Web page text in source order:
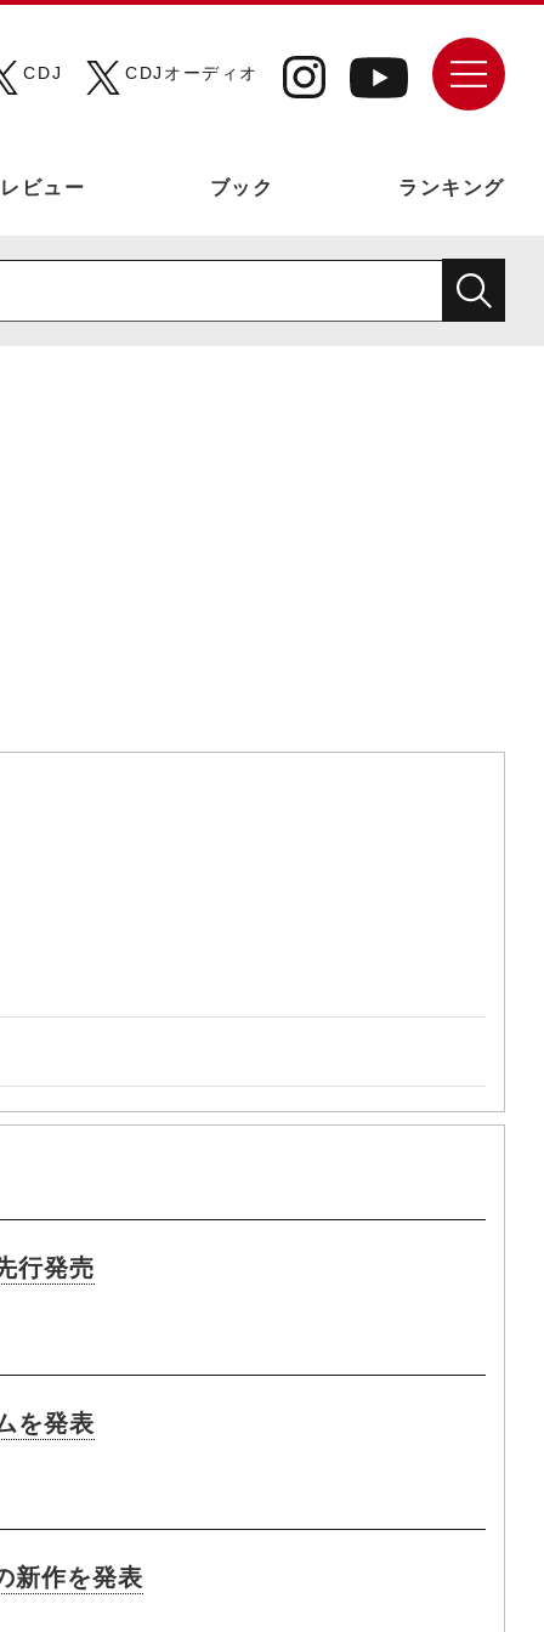
CDJ CDJオーディオ
レビュー ブック ランキング
行発売
を発表
新作を発表